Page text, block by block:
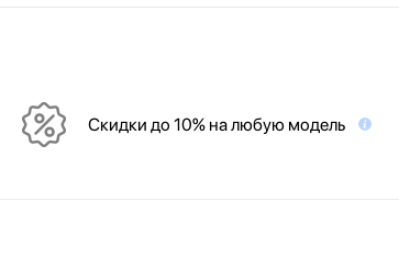
Скидки до 10% на любую модель